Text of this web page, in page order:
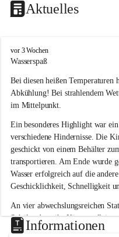
Aktuelles
V
o
k
s
s
h
u
l
e
L
a
u
e
g
g
vor 3 Wochen
Wasserspaß
Bei diesen heißen
Abkühlung! Bei strahlendem
im Mittelpunkt.
Ein besonderes Highlight war
verschiedene Hindernisse. Die
geschickt von einem Behälter
transportieren. Am Ende wurde
Wasser erfolgreich auf die
Geschicklichkeit, Schnelligkeit
An vier abwechslungsreichen
Schüler dann ihr Können allein
waren Geduld und
Informationen